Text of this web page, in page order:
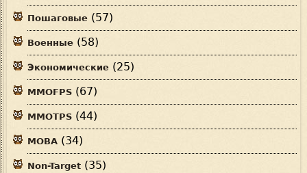
Пошаговые (57)
Военные (58)
Экономические (25)
MMOFPS (67)
MMOTPS (44)
MOBA (34)
Non-Target (35)